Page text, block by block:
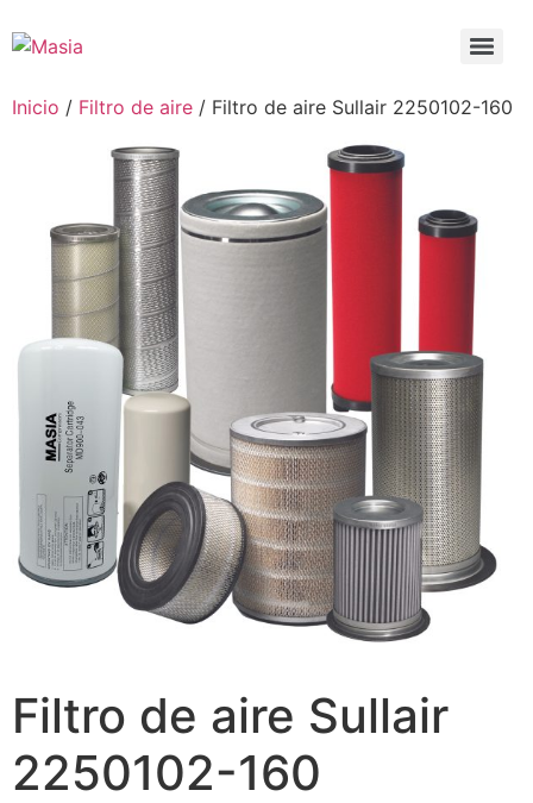
Inicio / Filtro de aire / Filtro de aire Sullair 2250102-160
Filtro de aire Sullair
2250102-160